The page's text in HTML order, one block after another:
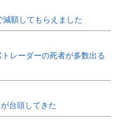
額してもらえました
レーダーの死者が多数出る
台頭してきた